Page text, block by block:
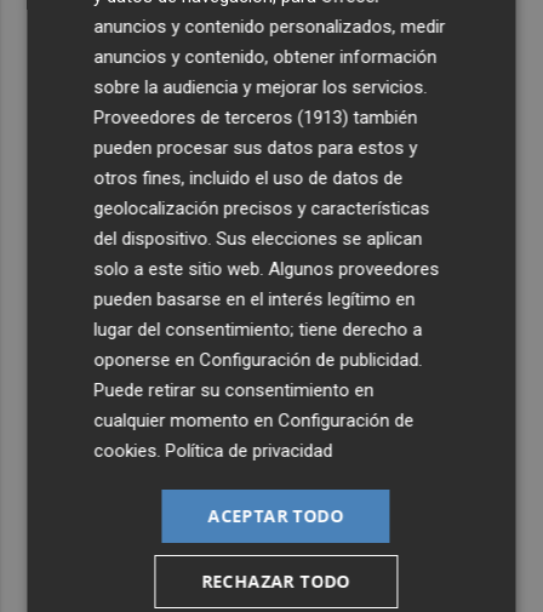
anuncios y contenido personalizados, medir
anuncios y contenido, obtener información
sobre la audiencia y mejorar los servicios.
Proveedores de terceros (1913) también
pueden procesar sus datos para estos y
otros fines, incluido el uso de datos de
geolocalización precisos y características
del dispositivo. Sus elecciones se aplican
solo a este sitio web. Algunos proveedores
pueden basarse en el interés legítimo en
lugar del consentimiento; tiene derecho a
oponerse enConfiguración de publicidad
Puede retirar su consentimiento en
cualquier momento enConfiguración de
cookies .Política de privacidad
ACEPTAR TODO
RECHAZAR TODO